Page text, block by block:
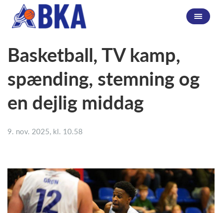
Basketball, TV kamp,
spænding, stemning og
en dejlig middag
9. nov. 2025, kl. 10.58